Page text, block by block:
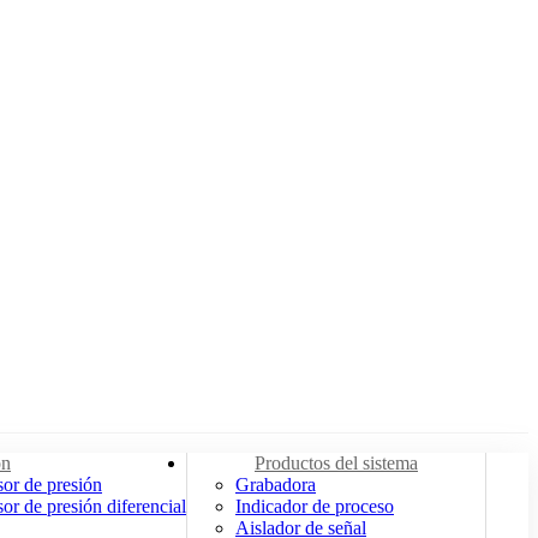
de presión
de presión diferencial
Productos del sistema
Grabadora
Indicador de proceso
Aislador de señal